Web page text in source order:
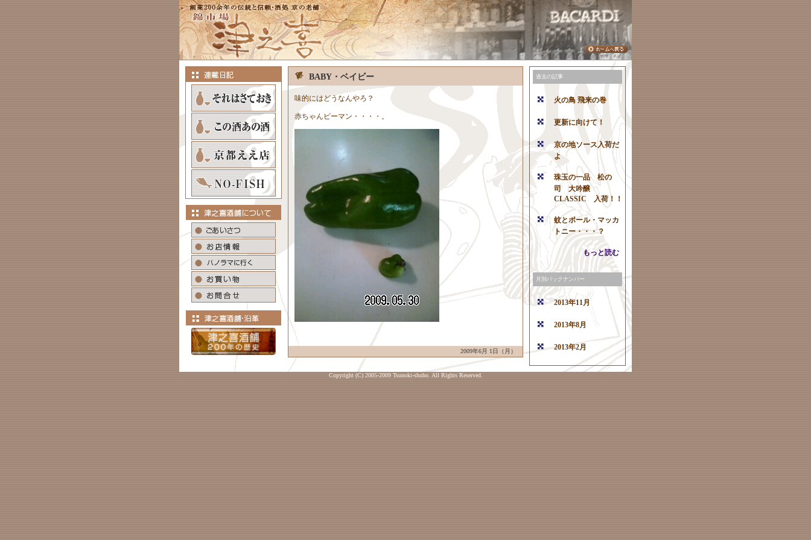
BABY・ベイビー
味的にはどうなんやろ？
赤ちゃんピーマン・・・・。
2009年6月 1日（月）
過去の記事
火の鳥 飛来の巻
更新に向けて！
京の地ソース入荷だ
よ
珠玉の一品 松の
司 大吟醸
CLASSIC 入荷！！
蚊とポール・マッカ
トニー・・・？
もっと読む
月別バックナンバー
2013年11月
2013年8月
2013年2月
Copyright (C) 2005-2009 Tsunoki-shuho. All Rights Reserved.